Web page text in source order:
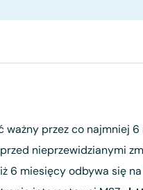
przez co najmniej
nieprzewidzianymi
6 miesięcy odbywa się